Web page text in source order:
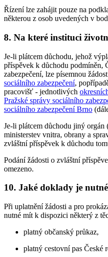
Řízení lze zahájit pouze na
některou z osob uvedených v
8. Na které instituci
Je-li plátcem důchodu, jehož
příspěvek k důchodu podmíněn,
zabezpečení, lze písemnou
sociálního zabezpečení,
pracovišť - jednotlivých
Pražské správy sociálního
sociálního zabezpečení Brno
Je-li plátcem důchodu jiný orgán
ministerstev vnitra, obrany a
zvláštní příspěvek k důchodu
Podání žádosti o zvláštní
omezeno.
10. Jaké doklady je
Při uplatnění žádosti a pro
nutné mít k dispozici některý z
platný občanský průkaz,
platný cestovní pas České